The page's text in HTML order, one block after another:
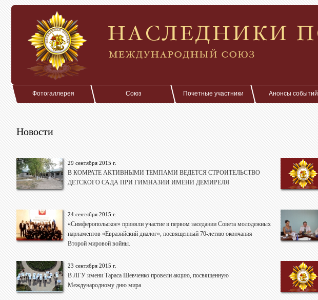
Фотогаллерея Союз Почетные участники Анонсы событий
Новости
29 сентября 2015 г.
В КОМРАТЕ АКТИВНЫМИ ТЕМПАМИ ВЕДЕТСЯ СТРОИТЕЛЬСТВО
ДЕТСКОГО САДА ПРИ ГИМНАЗИИ ИМЕНИ ДЕМИРЕЛЯ
24 сентября 2015 г.
«Симферопольское» приняли участие в первом заседании Совета молодежных
парламентов «Евразийский диалог», посвященный 70-летию окончания
Второй мировой войны.
23 сентября 2015 г.
В ЛГУ имени Тараса Шевченко провели акцию, посвященную
Международному дню мира